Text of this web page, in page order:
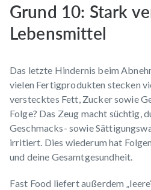
Grund 10: Stark
Lebensmittel
Das letzte Hindernis beim
vielen Fertigprodukten stecken
verstecktes Fett, Zucker sowie
Folge? Das Zeug macht süchtig,
Geschmacks- sowie
irritiert. Dies wiederum hat
und deine Gesamtgesundheit.
Fast Food liefert außerdem